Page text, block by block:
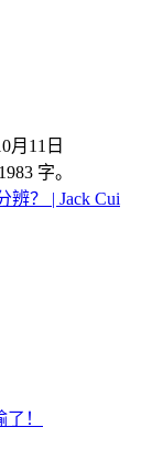
月11日
字。
？ | Jack Cui